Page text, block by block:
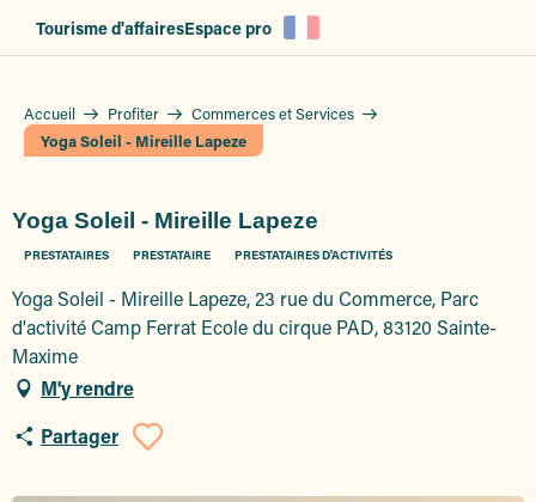
Tourisme d'affairesEspace pro
Accueil Profiter
Commerces et Services
Yoga Soleil - Mireille Lapeze
Yoga Soleil - Mireille Lapeze
PRESTATAIRES PRESTATAIRE PRESTATAIRES D'ACTIVITÉS
Yoga Soleil - Mireille Lapeze, 23 rue du Commerce, Parc
d'activité Camp Ferrat Ecole du cirque PAD, 83120 Sainte-
Maxime
M'y rendre
Partager
Ajouter aux favoris